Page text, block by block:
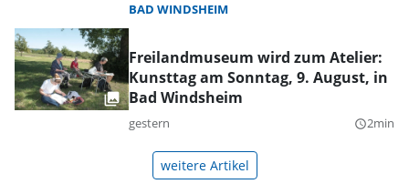
BAD WINDSHEIM
Freilandmuseum wird zum Atelier:
Kunsttag am Sonntag, 9. August, in
Bad Windsheim
gestern query_builder2min
weitere Artikel